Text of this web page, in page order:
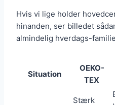
Hvis vi lige holder
hinanden, ser billedet
almindelig hverdags-
Situation
OEKO-
TEX
Stærk